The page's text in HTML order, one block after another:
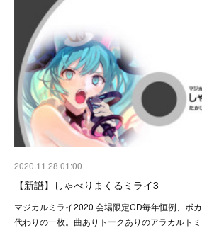
2020.11.28 01:00
【新譜】しゃべりまくるミライ3
マジカルミライ2020 会場限定CD毎年恒例、ボ
代わりの一枚。曲ありトークありのアラカルト